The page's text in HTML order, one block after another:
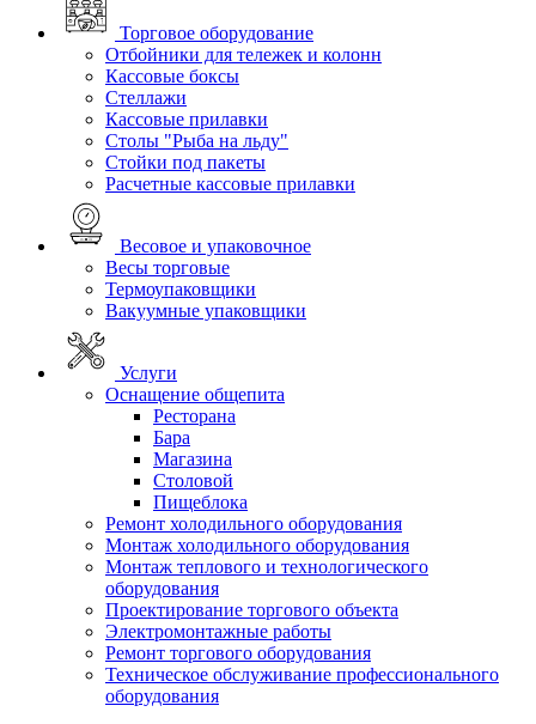
Торговое оборудование
Отбойники для тележек и колонн
Кассовые боксы
Стеллажи
Кассовые прилавки
Столы "Рыба на льду"
Стойки под пакеты
Расчетные кассовые прилавки
Весовое и упаковочное
Весы торговые
Термоупаковщики
Вакуумные упаковщики
Услуги
Оснащение общепита
Ресторана
Бара
Магазина
Столовой
Пищеблока
Ремонт холодильного оборудования
Монтаж холодильного оборудования
Монтаж теплового и технологического
оборудования
Проектирование торгового объекта
Электромонтажные работы
Ремонт торгового оборудования
Техническое обслуживание профессионального
оборудования